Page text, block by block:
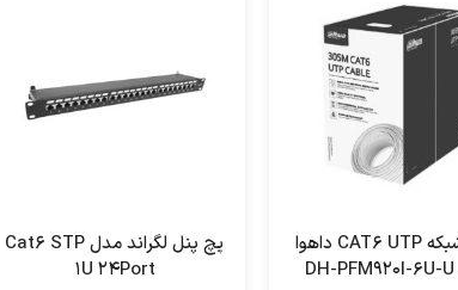
کابل شبکه CAT6 UTP داهوا
پچ پنل لگراند مدل Cat6 STP
1U 24Port